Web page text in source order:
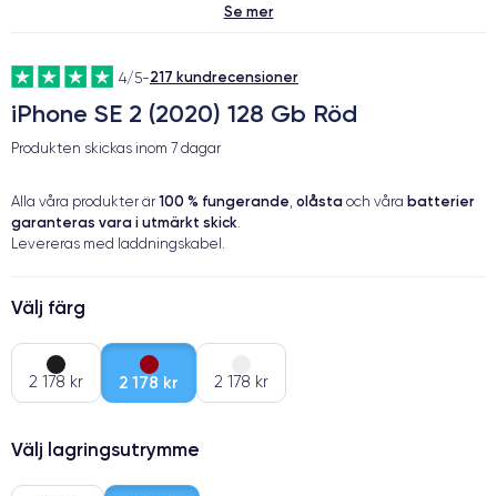
Se mer
4/5-217 kundrecensioner
iPhone SE 2 (2020) 128 Gb Röd
Produkten skickas inom 7 dagar
Alla våra produkter är 100 % fungerande, olåsta och våra batterier
garanteras vara i utmärkt skick.
Levereras med laddningskabel.
Välj färg
2 178 kr 2 178 kr 2 178 kr
Välj lagringsutrymme